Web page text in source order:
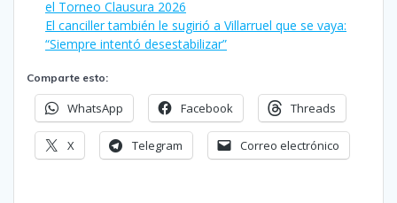
el Torneo Clausura 2026
El canciller también le sugirió a Villarruel que se vaya:
“Siempre intentó desestabilizar”
Comparte esto:
WhatsApp Facebook Threads
X Telegram Correo electrónico